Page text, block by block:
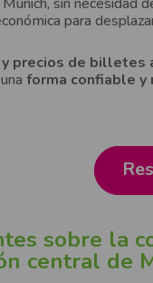
para
precios de billetes
forma confiable y
sobre la
central de